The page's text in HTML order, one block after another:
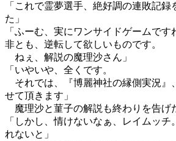
「これで霊夢選手、絶好調の連敗記
た」
「ふーむ、実にワンサイドゲームで
非とも、逆転して欲しいものです。
ねぇ、解説の魔理沙さん」
「いやいや、全くです。
それでは、『博麗神社の縁側実況』
せて頂きます」
魔理沙と菫子の解説も終わりを告げ
「しかし、情けないなぁ、レイムッチ
れないと」